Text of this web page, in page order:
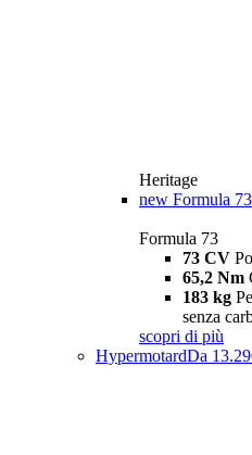
Heritage
new Formula 73
Formula 73
73 CV
65,2 Nm
183 kg
senza
scopri di più
HypermotardDa